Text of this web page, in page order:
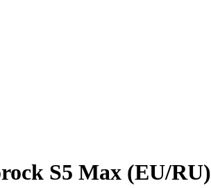
S5 Max (EU/RU)